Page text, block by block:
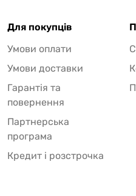
Для покупців
Умови оплати
Умови доставки
Гарантія та
повернення
Партнерська
програма
Кредит і розстрочка